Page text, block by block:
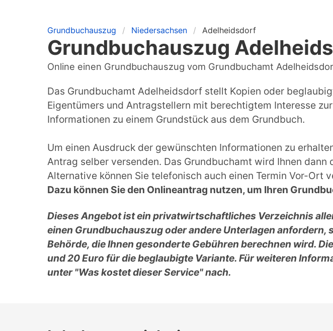
Grundbuchauszug Niedersachsen Adelheidsdorf
Grundbuchauszug
Online einen Grundbuchauszug vom Grundbuchamt
Das Grundbuchamt Adelheidsdorf stellt Kopien oder
Eigentümers und Antragstellern mit berechtigtem Interesse
Informationen zu einem Grundstück aus dem Grundbuch.
Um einen Ausdruck der gewünschten Informationen zu
Antrag selber versenden. Das Grundbuchamt wird Ihnen
Alternative können Sie telefonisch auch einen Termin Vor-Ort
Dazu können Sie den Onlineantrag nutzen, um Ihren
Dieses Angebot ist ein privatwirtschaftliches Verzeichnis
einen Grundbuchauszug oder andere Unterlagen
Behörde, die Ihnen gesonderte Gebühren berechnen wird.
und 20 Euro für die beglaubigte Variante. Für weiteren
unter "Was kostet dieser Service" nach.